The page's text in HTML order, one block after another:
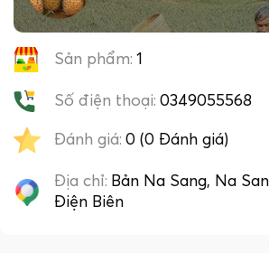
Sản phẩm: 1
Số điện thoại: 0349055568
Đánh giá: 0 (0 Đánh giá)
Địa chỉ: Bản Na Sang, Na
Điện Biên